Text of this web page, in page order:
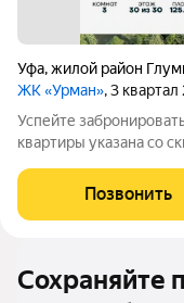
Уфа,жилой район
ЖК «Урман», 3
Успейте
квартиры указана со
подробнее!
на 30 этаже 30
Позвонить
Сохраняйте